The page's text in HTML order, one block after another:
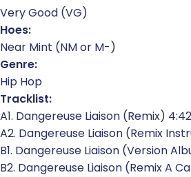
Very Good (VG)
Hoes:
Near Mint (NM or M-)
Genre:
Hip Hop
Tracklist:
A1. Dangereuse Liaison (Remix) 4:42
A2. Dangereuse Liaison (Remix
B1. Dangereuse Liaison (Version
B2. Dangereuse Liaison (Remix A